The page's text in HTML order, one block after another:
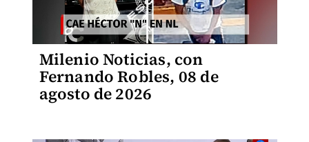
Milenio Noticias, con
Fernando Robles, 08 de
agosto de 2026